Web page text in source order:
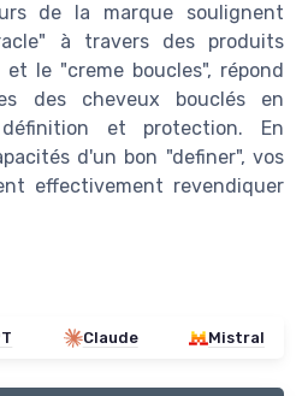
de la marque soulignent
à travers des produits
le "creme boucles", répond
des cheveux bouclés en
et protection. En
d'un bon "definer", vos
effectivement revendiquer
Claude Mistral